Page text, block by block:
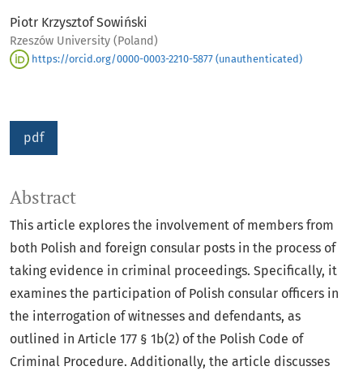
Piotr Krzysztof Sowiński
Rzeszów University (Poland)
https://orcid.org/0000-0003-2210-5877 (unauthenticated)
pdf
Abstract
This article explores the involvement of members from
both Polish and foreign consular posts in the process of
taking evidence in criminal proceedings. Specifically, it
examines the participation of Polish consular officers in
the interrogation of witnesses and defendants, as
outlined in Article 177 § 1b(2) of the Polish Code of
Criminal Procedure. Additionally, the article discusses